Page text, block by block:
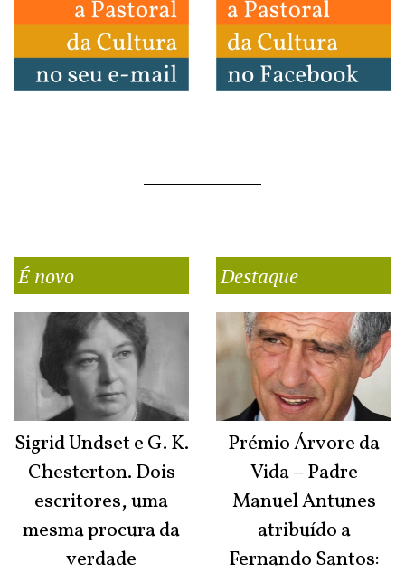
É novo
Sigrid Undset e G. K.
Chesterton. Dois
escritores, uma
mesma procura da
verdade
Destaque
Prémio Árvore da
Vida – Padre
Manuel Antunes
atribuído a
Fernando Santos: